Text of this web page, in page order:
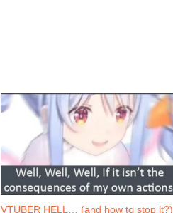
VTUBER HELL… (and how to stop it?)